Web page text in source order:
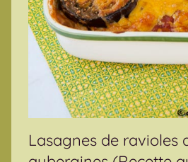
Lasagnes de ravioles